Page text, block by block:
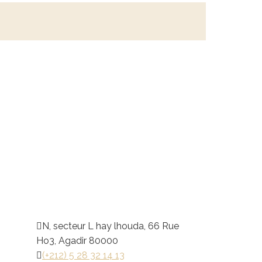
N, secteur L hay lhouda, 66 Rue
Ho3, Agadir 80000
(+212) 5 28 32 14 13